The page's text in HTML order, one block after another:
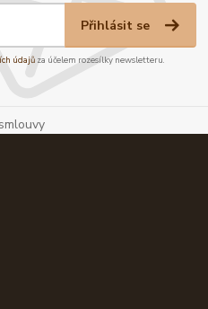
Přihlásit se
údajůza účelem rozesílky newsletteru.